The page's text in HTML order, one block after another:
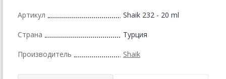
Артикул Shaik 232 - 20 ml
Страна Турция
Производитель Shaik